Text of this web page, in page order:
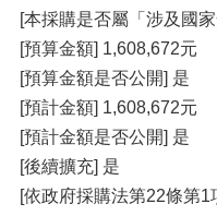
[本採購是否屬「涉及國
[預算金額] 1,608,672元
[預算金額是否公開] 是
[預計金額] 1,608,672元
[預計金額是否公開] 是
[後續擴充] 是
[依政府採購法第22條第